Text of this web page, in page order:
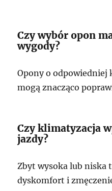
Czy wybór opon
wygody?
Opony o
mogą znacząco
Czy klimatyzacja
jazdy?
Zbyt wysoka lub niska
dyskomfort i